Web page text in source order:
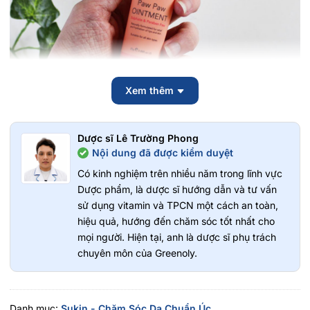
Thành phần của Sukin Kem Dưỡng Body
Care Đu Đủ Đa Năng Pawpaw Ointment
Đu Đủ Lên Men (Fermented Paw Paw): Dưỡng ẩm và
làm dịu da.
Dầu Hạt Castor (Castor Seed Oil): Cung cấp độ ẩm cho
Sáp Carnauba & Candelilla: Bảo vệ hàng rào độ ẩm của
da.
Xem thêm
Dược sĩ Lê Trường Phong
Nội dung đã được kiểm duyệt
Có kinh nghiệm trên nhiều năm trong lĩnh vực
Dược phẩm, là dược sĩ hướng dẫn và tư vấn
sử dụng vitamin và TPCN một cách an toàn,
hiệu quả, hướng đến chăm sóc tốt nhất cho
mọi người. Hiện tại, anh là dược sĩ phụ trách
chuyên môn của Greenoly.